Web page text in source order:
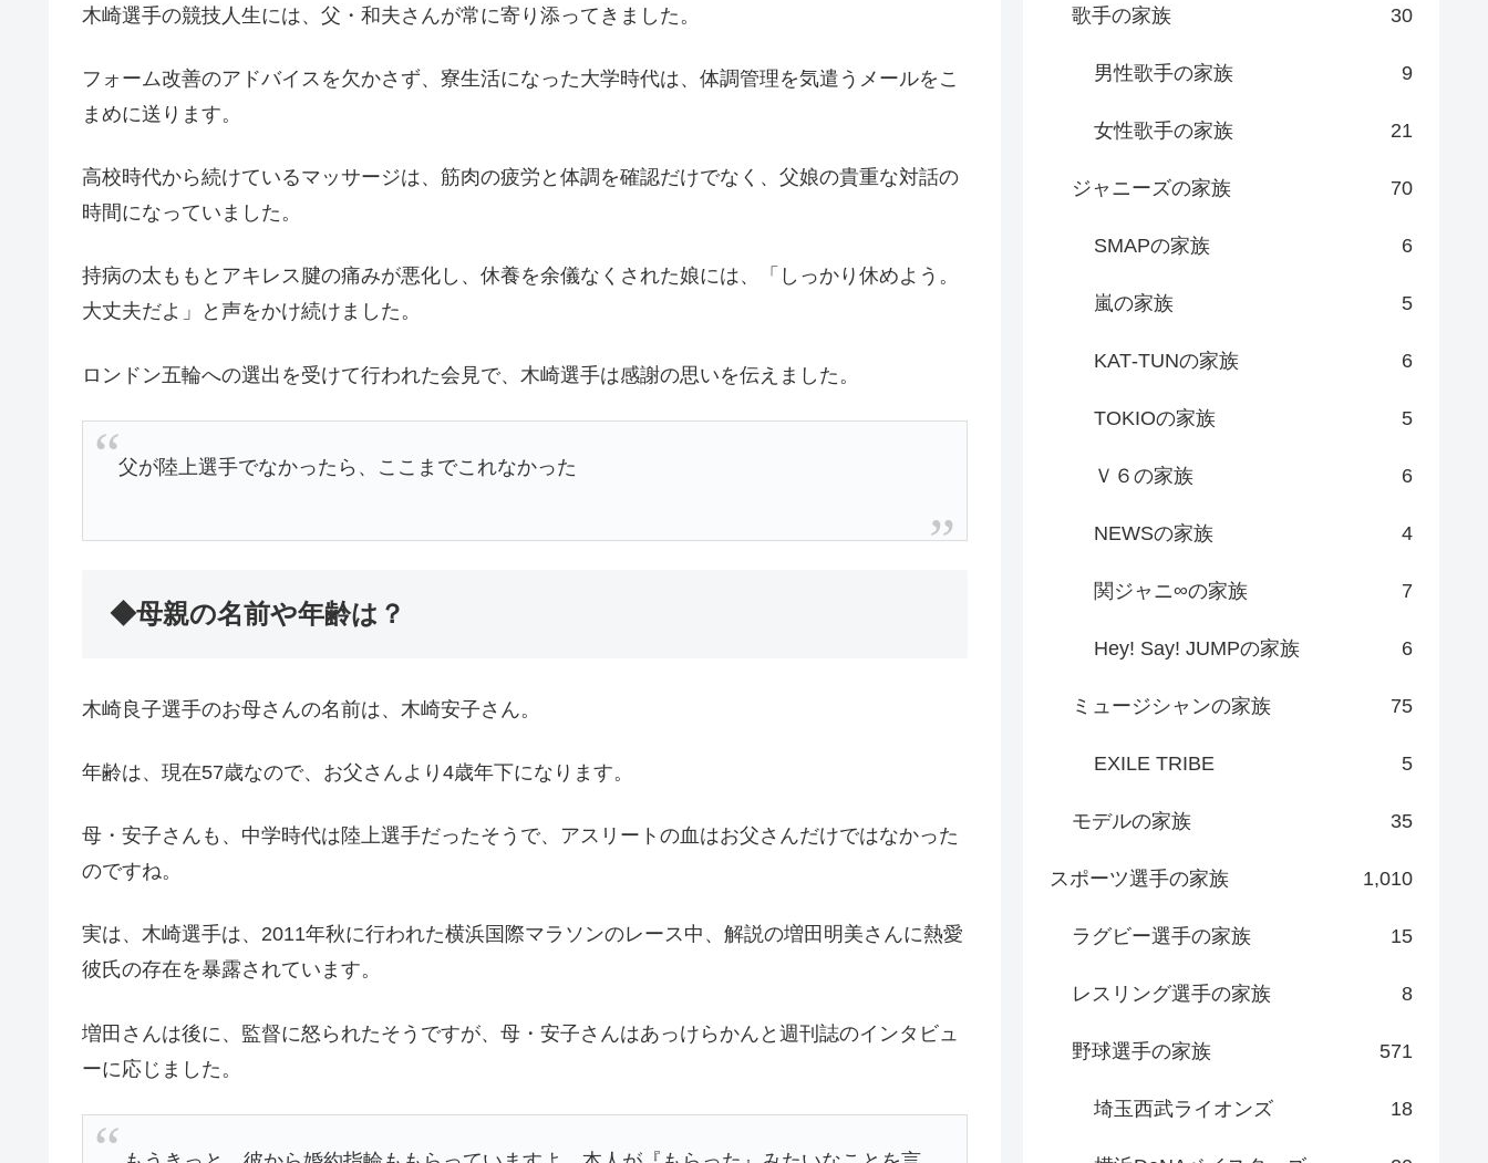
木崎選手の競技人生には、父・和夫さんが常に寄り添ってきました。
フォーム改善のアドバイスを欠かさず、寮生活になった大学時代は、体調管理を気遣うメールをこ
まめに送ります。
高校時代から続けているマッサージは、筋肉の疲労と体調を確認だけでなく、父娘の貴重な対話の
時間になっていました。
持病の太ももとアキレス腱の痛みが悪化し、休養を余儀なくされた娘には、「しっかり休めよう。
大丈夫だよ」と声をかけ続けました。
ロンドン五輪への選出を受けて行われた会見で、木崎選手は感謝の思いを伝えました。
父が陸上選手でなかったら、ここまでこれなかった
◆母親の名前や年齢は？
木崎良子選手のお母さんの名前は、木崎安子さん。
年齢は、現在57歳なので、お父さんより4歳年下になります。
母・安子さんも、中学時代は陸上選手だったそうで、アスリートの血はお父さんだけではなかった
のですね。
実は、木崎選手は、2011年秋に行われた横浜国際マラソンのレース中、解説の増田明美さんに熱愛
彼氏の存在を暴露されています。
増田さんは後に、監督に怒られたそうですが、母・安子さんはあっけらかんと週刊誌のインタビュ
ーに応じました。
歌手の家族 30
男性歌手の家族 9
女性歌手の家族 21
ジャニーズの家族 70
SMAPの家族 6
嵐の家族 5
KAT‐TUNの家族 6
TOKIOの家族 5
Ｖ６の家族 6
NEWSの家族 4
関ジャニ∞の家族 7
Hey! Say! JUMPの家族 6
ミュージシャンの家族 75
EXILE TRIBE 5
モデルの家族 35
スポーツ選手の家族 1,010
ラグビー選手の家族 15
レスリング選手の家族 8
野球選手の家族 571
埼玉西武ライオンズ 18